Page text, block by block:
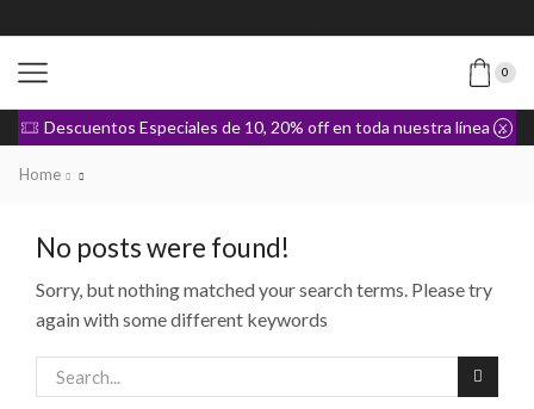
0
Descuentos Especiales de 10, 20% off en toda nuestra línea de Ropa
Home
No posts were found!
Sorry, but nothing matched your search terms. Please try
again with some different keywords